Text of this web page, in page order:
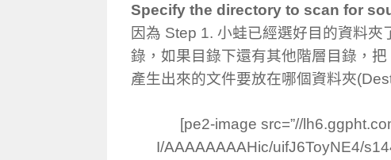
Specify the directory to scan for
因為 Step 1. 小蛙已經選好目的資料
錄，如果目錄下還有其他階層目錄，把
產生出來的文件要放在哪個資料夾
[pe2-image src=”//
I/AAAAAAAAHic/uifJ6ToyNE4/